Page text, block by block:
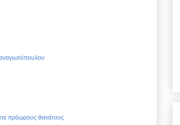
πρόωρους θανάτους